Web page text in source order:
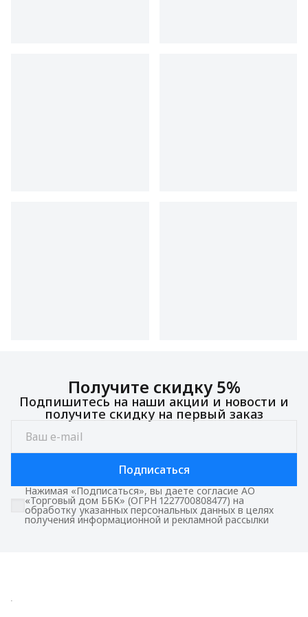
Получите скидку 5%
Подпишитесь на наши акции и новости и
получите скидку на первый заказ
Подписаться
Нажимая «Подписаться», вы даете согласие АО
«Торговый дом ББК» (ОГРН 1227700808477) на
обработку указанных персональных данных в целях
получения информационной и рекламной рассылки